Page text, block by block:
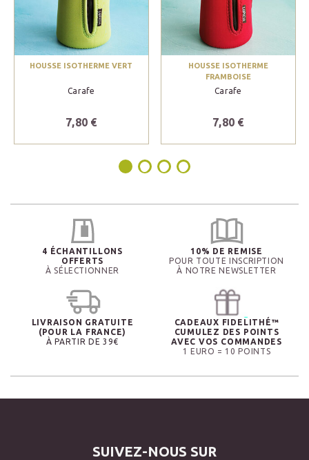
HOUSSE ISOTHERME VERT
Carafe
7,80 €
HOUSSE ISOTHERME
FRAMBOISE
Carafe
7,80 €
4 ÉCHANTILLONS
OFFERTS
À SÉLECTIONNER
10% DE REMISE
POUR TOUTE INSCRIPTION
À NOTRE NEWSLETTER
LIVRAISON GRATUITE
(POUR LA FRANCE)
À PARTIR DE 39€
CADEAUX FIDELITHÉ™
CUMULEZ DES POINTS
AVEC VOS COMMANDES
1 EURO = 10 POINTS
SUIVEZ-NOUS SUR